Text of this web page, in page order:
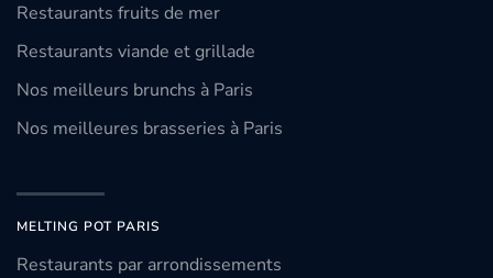
Restaurants fruits de mer
Restaurants viande et grillade
Nos meilleurs brunchs à Paris
Nos meilleures brasseries à Paris
MELTING POT PARIS
Restaurants par arrondissements